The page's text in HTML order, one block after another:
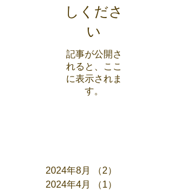
しくださ
い
記事が公開さ
れると、ここ
に表示されま
す。
2024年8月 （2）
2024年4月
（1）